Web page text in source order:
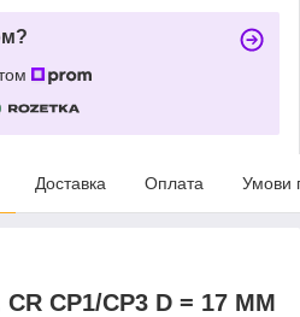
Доставка Оплата Умови
CP1/CP3 D = 17 MM